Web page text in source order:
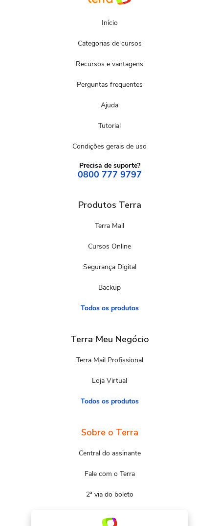
Início
Categorias de cursos
Recursos e vantagens
Perguntas frequentes
Ajuda
Tutorial
Condições gerais de uso
Precisa de suporte?
0800 777 9797
Produtos Terra
Terra Mail
Cursos Online
Segurança Digital
Backup
Todos os produtos
Terra Meu Negócio
Terra Mail Profissional
Loja Virtual
Todos os produtos
Sobre o Terra
Central do assinante
Fale com o Terra
2ª via do boleto